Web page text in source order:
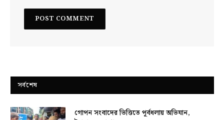
সর্বশেষ
গোপন সংবাদের ভিত্তিতে পূর্বধলায় অভিযান,